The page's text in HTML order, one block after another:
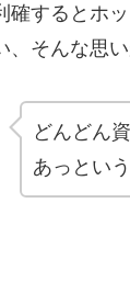
確するとホ
、そんな思い
どんどん
あっとい